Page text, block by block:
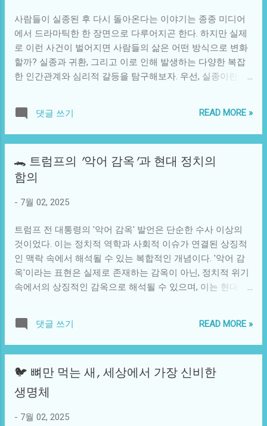
결 고리가 더욱 복잡해지며, 결과적으로 인간에게도 영향을
미칠 가능성이 높다. 이러한 상황은 특히 해양 생존이 필수적
인 소규모 섬나라들에게 치명적일 수 있다. 이 문제는 기술적
측면에서도 고려해야 할 점이 많다. 현재 사용되는 방사능 측
정 기술이 얼마나 정확하고 신뢰성이 있는가에 대한 의문이
양 생물들이 오염된 해역에서 자생하게 되면, 그 영향을 어떻
게 측정할 것인지에 대한 명확한 기준이 필요하다. 하지만 현
재의 기술 수준으로는 이 문제를 해결하기 어려운 상황이다.
문화적 측면에서도 후쿠시마 오염수 방류는 일본과 이웃 국
가 간의 긴장을 악화시킬 소지가 있다. 일본 정부의 방류 결정
소가 있다. 한국, 중국, 대만 등 주변국들은 역사적으로 잊혀
정...
사람들이 실종된 후 다시 돌아온다는 이야기는 종종 미디어
에서 드라마틱한 한 장면으로 다루어지곤 한다. 하지만 실제
로 이런 사건이 벌어지면 사람들의 삶은 어떤 방식으로 변화
할까? 실종과 귀환, 그리고 이로 인해 발생하는 다양한 복잡
한 인간관계와 심리적 갈등을 탐구해보자. 우선, 실종이란 무
의 상실감을 동반하며, 사회의 여러 문제와 연결될 수 있는 복
잡한 현상이다. 빛나는 공상을 넘어, 실제로 주변에서 발생할
람을 잃었을 때의 그 감정은 이루 말할 수 없이 깊다. 그들은
매일매일 마음속에서 희망을 가지고 돌아오기를 기도하지만,
소는 이야기를 더욱 복잡하게 만든다. 돌아온 사람이 경과한
사람은 자신이 어떤 상황에 있었는지 다른 사람들이 이해하
기 위해 어떻게 설명해야 할까? 그가 증언할 수 없는 사건들
이나 위험한 상황들을 겪었다고 한다면, 그의 말 하나하나가
진실로 받아들여질 수 있을까? 현실적으로 돌아온 사람은 그
동안 겪었던 심리적 고통을 회복해야 하고 그 과정에서 자신
사람을 맞이하는 가족의 입장에서도 복잡한 감정의 소용돌이
있지만, 동시에 그리움과 상처가 함께 얽혀 있다. 가족들 간의
않는 심리적 벽이 생길 수도 있다. "당신이 돌아왔으니 모든
것이 예전처럼 괜찮아질 거야"라는 생각에 빠지면, 다시금 새
이런 갈등을 통해 스릴 감각을 느끼긴 해도, 현실에서는 평화
댓글 쓰기 READ MORE »
🐊 트럼프의 '악어 감옥'과 현대 정치의
함의
- 7월 02, 2025
트럼프 전 대통령의 '악어 감옥' 발언은 단순한 수사 이상의
것이었다. 이는 정치적 역학과 사회적 이슈가 연결된 상징적
인 맥락 속에서 해석될 수 있는 복합적인 개념이다. '악어 감
옥'이라는 표현은 실제로 존재하는 감옥이 아닌, 정치적 위기
속에서의 상징적인 감옥으로 해석될 수 있으며, 이는 현대 정
소 과장의 요소가 있긴 하지만, 트럼프처럼 강력한 личности
가 가진 정치적 힘의 상징성을 담고 있다. 전 세계적으로 정치
적 인물들이 대중에게 전달하는 메시지는 그 자체로 심리적
의 감정을 자극할 수도 있다. '악어 감옥'은 그 자체로 정치적
위기의 우려를 드러내며, 이를 통해 대중의 경각심을 일깨우
려는 의도를 가질 수 있다. 이는 단순히 정치인의 발언을 넘어
서, 사회와 개인의 심리적, 정서적 상태에 미치는 영향까지 넓
댓글 쓰기 READ MORE »
🐦 뼈만 먹는 새, 세상에서 가장 신비한
생명체
- 7월 02, 2025